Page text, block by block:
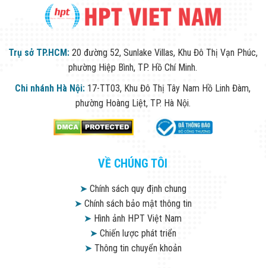
Trụ sở TP.HCM: 20 đường 52, Sunlake Villas, Khu Đô Thị Vạn Phúc,
phường Hiệp Bình, TP. Hồ Chí Minh.
Chi nhánh Hà Nội: 17-TT03, Khu Đô Thị Tây Nam Hồ Linh Đàm,
phường Hoàng Liệt, TP. Hà Nội.
VỀ CHÚNG TÔI
➤Chính sách quy định chung
➤Chính sách bảo mật thông tin
➤ Hình ảnh HPT Việt Nam
➤Chiến lược phát triển
➤Thông tin chuyển khoản